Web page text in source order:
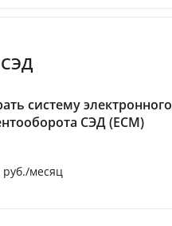
СЭД
систему электронного
СЭД (ECM)
месяц